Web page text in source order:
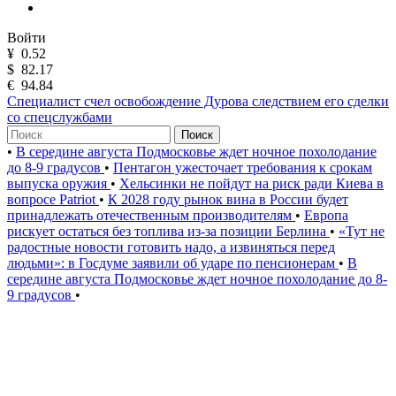
Войти
¥ 0.52
$ 82.17
€ 94.84
Специалист счел освобождение Дурова следствием его сделки
со спецслужбами
Поиск
• В середине августа Подмосковье ждет ночное похолодание
до 8-9 градусов • Пентагон ужесточает требования к срокам
выпуска оружия • Хельсинки не пойдут на риск ради Киева в
вопросе Patriot • К 2028 году рынок вина в России будет
принадлежать отечественным производителям • Европа
рискует остаться без топлива из-за позиции Берлина • «Тут не
радостные новости готовить надо, а извиняться перед
людьми»: в Госдуме заявили об ударе по пенсионерам • В
середине августа Подмосковье ждет ночное похолодание до 8-
9 градусов •